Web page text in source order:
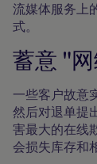
流媒体服务上
式。
蓄意 "
一些客户故意
然后对退单提
害最大的在线
会损失库存和